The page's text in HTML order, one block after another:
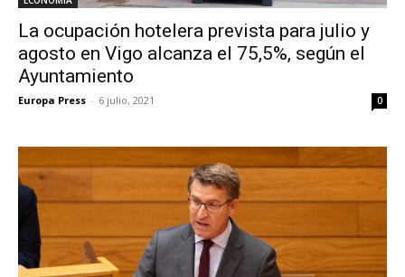
La ocupación hotelera prevista para julio y
agosto en Vigo alcanza el 75,5%, según el
Ayuntamiento
Europa Press - 6 julio, 2021 0